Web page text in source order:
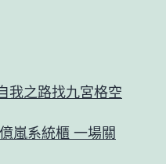
我之路找九宮格空
嵐系統櫃 一場關